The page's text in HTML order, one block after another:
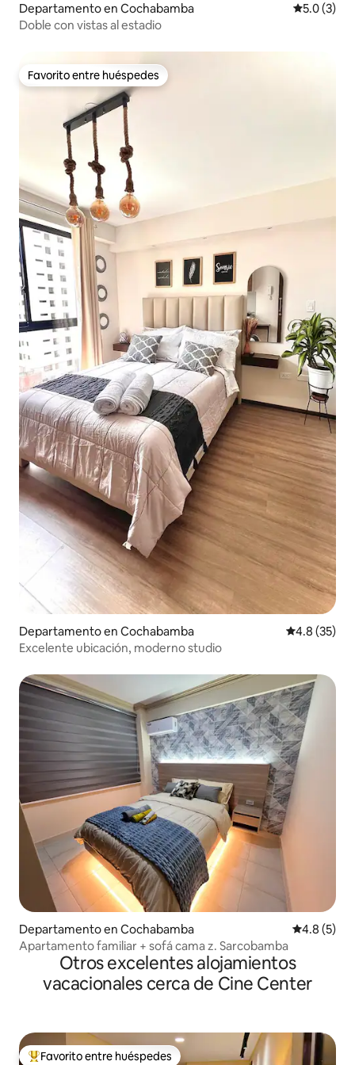
Departamento en Cochabamba
5.0 (3)
Doble con vistas al estadio
Favorito entre huéspedes
Favorito entre huéspedes
Departamento en Cochabamba Calificación
4.8 (35)
Excelente ubicación, moderno studio
Departamento en Cochabamba
4.8 (5)
Apartamento familiar + sofá cama z. Sarcobamba
Otros excelentes alojamientos
vacacionales cerca de Cine Center
Favorito entre huéspedes